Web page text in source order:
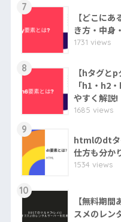
7
【どこに
き方・中身
1731 views
8
【hタグと
「h1・h2
やすく解説!
1685 views
9
htmlのdtタ
仕方も分か
1534 views
10
【無料期
スメのレン